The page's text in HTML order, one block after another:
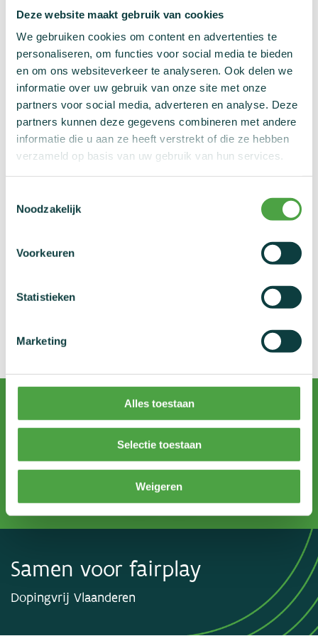
Deze website maakt gebruik van cookies
We gebruiken cookies om content en advertenties te
personaliseren, om functies voor social media te bieden
en om ons websiteverkeer te analyseren. Ook delen we
informatie over uw gebruik van onze site met onze
partners voor social media, adverteren en analyse. Deze
partners kunnen deze gegevens combineren met andere
informatie die u aan ze heeft verstrekt of die ze hebben
verzameld op basis van uw gebruik van hun services.
Noodzakelijk
Voorkeuren
Statistieken
Marketing
Alles toestaan
Selectie toestaan
Weigeren
Links
Contact
Testresultaat
Je kan jouw testresultaat hier opvragen aan de hand van
jouw unieke code (codenummer van het urinestaal - 7 cijfers)
die je tijdens je controle kreeg. Hou er rekening mee dat de
resultaten in het beste geval pas na drie weken bekend zijn.
NADO Vlaanderen
onze sociale media
Samen voor fairplay
Dopingvrij Vlaanderen